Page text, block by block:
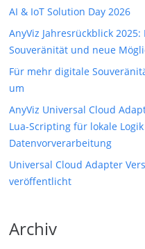
AI & IoT Solution Day 2026
AnyViz Jahresrückblick
Souveränität und neue
Für mehr digitale
um
AnyViz Universal Cloud
Lua-Scripting für lokale
Datenvorverarbeitung
Universal Cloud Adapter
veröffentlicht
Archiv